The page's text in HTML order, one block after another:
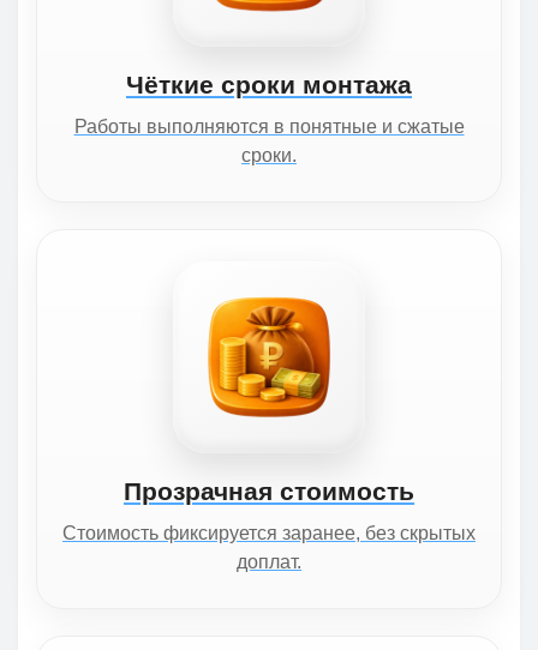
Чёткие сроки монтажа
Работы выполняются в понятные и сжатые
сроки.
Прозрачная стоимость
Стоимость фиксируется заранее, без скрытых
доплат.